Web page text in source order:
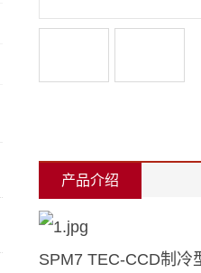
产品介绍
SPM7 TEC-CCD制冷